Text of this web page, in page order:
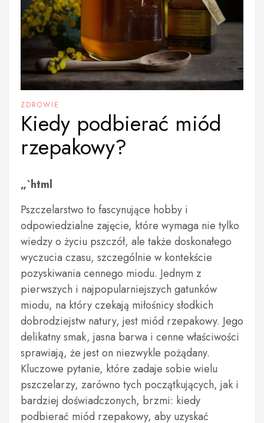
ZDROWIE
Kiedy podbierać miód
rzepakowy?
„`html
Pszczelarstwo to fascynujące hobby i
odpowiedzialne zajęcie, które wymaga nie tylko
wiedzy o życiu pszczół, ale także doskonałego
wyczucia czasu, szczególnie w kontekście
pozyskiwania cennego miodu. Jednym z
pierwszych i najpopularniejszych gatunków
miodu, na który czekają miłośnicy słodkich
dobrodziejstw natury, jest miód rzepakowy. Jego
delikatny smak, jasna barwa i cenne właściwości
sprawiają, że jest on niezwykle pożądany.
Kluczowe pytanie, które zadaje sobie wielu
pszczelarzy, zarówno tych początkujących, jak i
bardziej doświadczonych, brzmi: kiedy
podbierać miód rzepakowy, aby uzyskać